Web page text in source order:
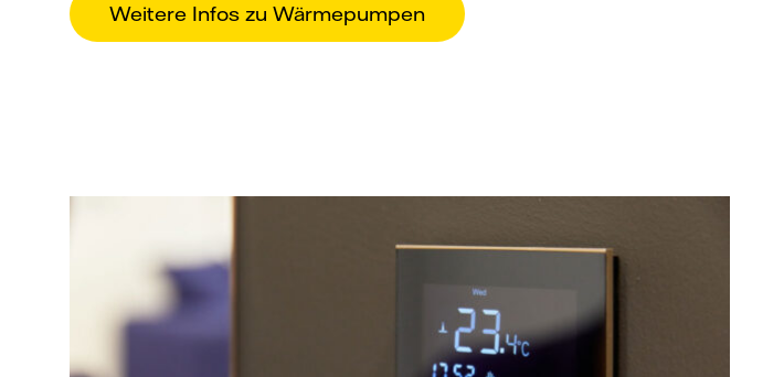
Weitere Infos zu Wärmepumpen